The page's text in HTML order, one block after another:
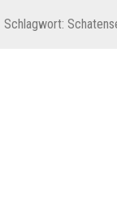
Schlagwort: